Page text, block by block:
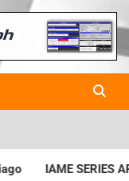
en
Horarios para la